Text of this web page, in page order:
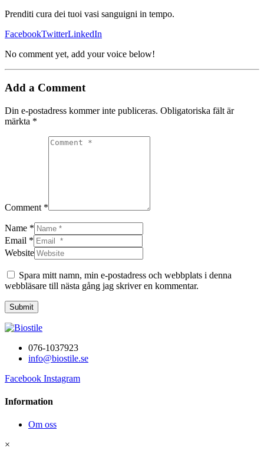
Prenditi cura dei tuoi vasi sanguigni in tempo.
FacebookTwitterLinkedIn
No comment yet, add your voice below!
Add a Comment
Din e-postadress kommer inte publiceras. Obligatoriska fält är
märkta *
Comment *
Name *
Email *
Website
Spara mitt namn, min e-postadress och webbplats i denna
webbläsare till nästa gång jag skriver en kommentar.
Submit
076-1037923
info@biostile.se
Facebook Instagram
Information
Om oss
×